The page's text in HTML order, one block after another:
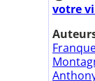
votre